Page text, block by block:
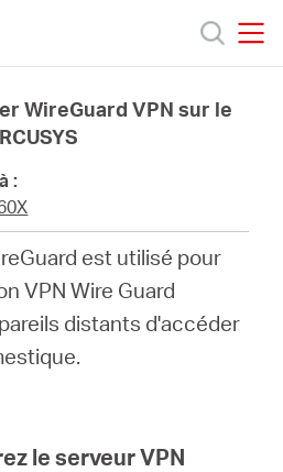
WireGuard VPN sur le
:
est utilisé pour
VPN Wire Guard
distants d'accéder
le serveur VPN